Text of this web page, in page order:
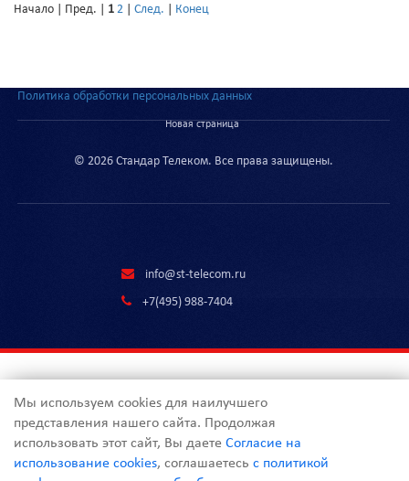
Начало | Пред. | 1 2 След. Конец
© 2026 Стандар Телеком. Все права защищены.
Политика обработки персональных данных
Новая страница
info@st-telecom.ru
+7(495) 988-7404
Мы используем cookies для наилучшего
представления нашего сайта. Продолжая
использовать этот сайт, Вы даете Согласие на
использование cookies, соглашаетесь с политикой